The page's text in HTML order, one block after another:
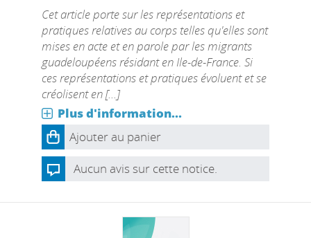
Cet article porte sur les représentations et
pratiques relatives au corps telles qu'elles sont
mises en acte et en parole par les migrants
guadeloupéens résidant en Ile-de-France. Si
ces représentations et pratiques évoluent et se
créolisent en [...]
Plus d'information...
Ajouter au panier
Aucun avis sur cette notice.